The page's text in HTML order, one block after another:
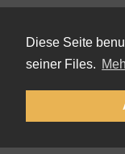
Diese Seite
seiner Files.
©